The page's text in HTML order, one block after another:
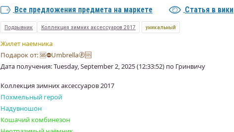
Все предложения предмета на маркете
Статья в вики
Подрывник Коллекция зимних аксессуаров 2017 уникальный
Жилет наемника
Подарок от: 🆘⛔Umbrella🚷🆘
Дата получения: Tuesday, September 2, 2025 (12:33:52) по Гринвичу
Коллекция зимних аксессуаров 2017
Похмельный герой
Надувношон
Кошачий комбинезон